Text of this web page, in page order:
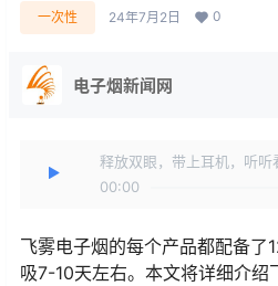
一次性 24年7月2日 0
电子烟新闻网
释放双眼，带上耳机，听听
00:00
飞雾电子烟的每个产品都配备了
吸7-10天左右。本文将详细介绍